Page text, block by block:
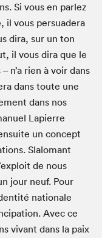
Si vous en par­lez
il vous per­suadera
dira, sur un ton
il vous dira que le
n’a rien à voir dans
dans toute une
dans nos
Lapierre
un con­cept
Slalo­mant
de nous
jour neuf. Pour
nationale
Avec ce
vivant dans la paix